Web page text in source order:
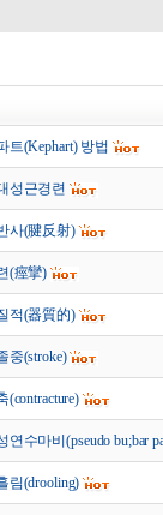
트(Kephart) 방법
성근경련
사(腱反射)
(痙攣)
적(器質的)
중(stroke)
(contracture)
연수마비(pseudo bu;bar
림(drooling)